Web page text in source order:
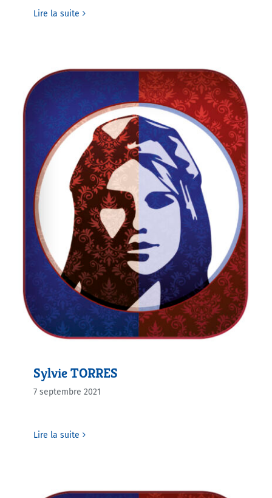
Lire la suite
Sylvie TORRES
7 septembre 2021
Lire la suite